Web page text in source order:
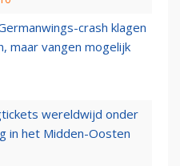
crash klagen
maar vangen mogelijk
wereldwijd onder
in het Midden-Oosten